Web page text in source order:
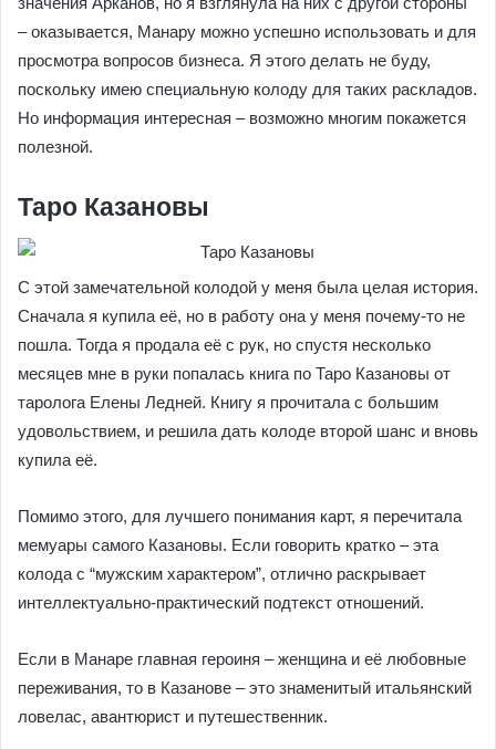
– оказывается, Манару можно успешно использовать и для
просмотра вопросов бизнеса. Я этого делать не буду,
поскольку имею специальную колоду для таких раскладов.
Но информация интересная – возможно многим покажется
полезной.
Таро Казановы
С этой замечательной колодой у меня была целая история.
Сначала я купила её, но в работу она у меня почему-то не
пошла. Тогда я продала её с рук, но спустя несколько
месяцев мне в руки попалась книга по Таро Казановы от
таролога Елены Ледней. Книгу я прочитала с большим
удовольствием, и решила дать колоде второй шанс и вновь
купила её.
Помимо этого, для лучшего понимания карт, я перечитала
мемуары самого Казановы. Если говорить кратко – эта
колода с “мужским характером”, отлично раскрывает
интеллектуально-практический подтекст отношений.
Если в Манаре главная героиня – женщина и её любовные
переживания, то в Казанове – это знаменитый итальянский
ловелас, авантюрист и путешественник.